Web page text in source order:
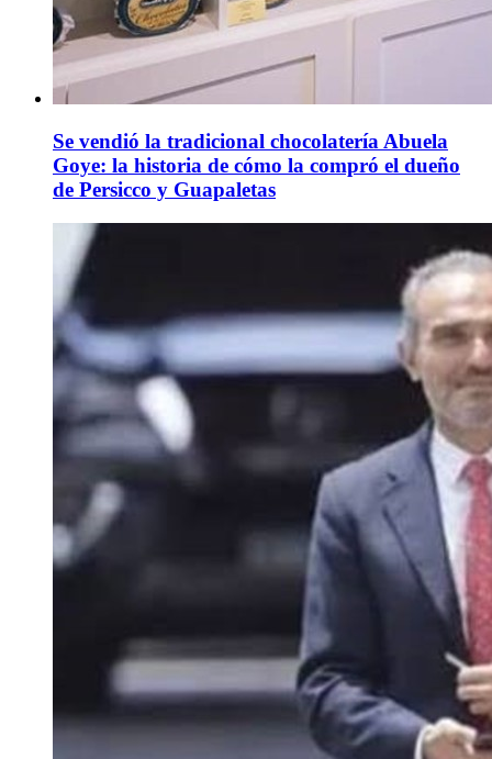
Se vendió la tradicional chocolatería Abuela
Goye: la historia de cómo la compró el dueño
de Persicco y Guapaletas